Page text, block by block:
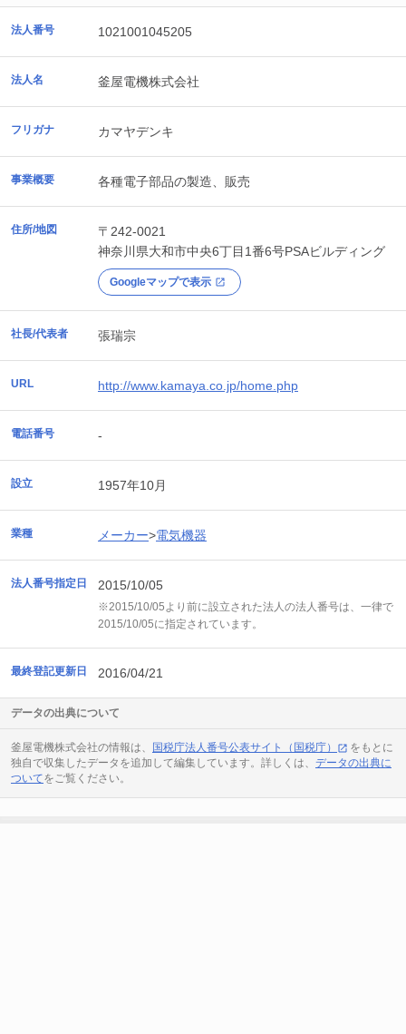
法人番号 1021001045205
法人名 釜屋電機株式会社
フリガナ カマヤデンキ
事業概要 各種電子部品の製造、販売
住所/地図
〒242-0021
神奈川県大和市中央6丁目1番6号PSAビルディング
Googleマップで表示
社長/代表者 張瑞宗
URL http://www.kamaya.co.jp/home.php
電話番号 -
設立 1957年10月
業種 メーカー>電気機器
法人番号指定日 2015/10/05
※2015/10/05より前に設立された法人の法人番号は、一律で
2015/10/05に指定されています。
最終登記更新日 2016/04/21
データの出典について
釜屋電機株式会社の情報は、 国税庁法人番号公表サイト（国税庁）
をもとに
独自で収集したデータを追加して編集しています。詳しくは、 データの出典に
ついてをご覧ください。